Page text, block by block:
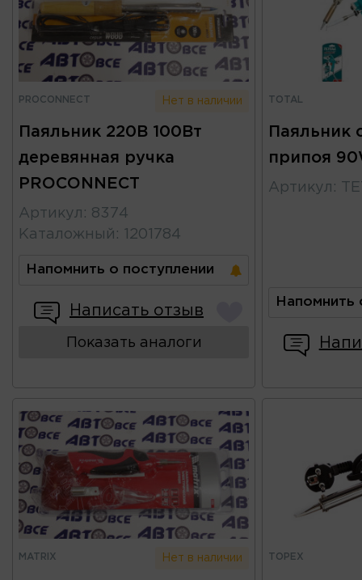
PROCONNECT Нет в наличии
Паяльник 220В 100Вт
деревянная ручка
PROCONNECT
Артикул : 8374
Каталожный : 1201784
Напомнить о поступлении
Написать отзыв
Показать аналоги
TOTAL
Паяльник
припоя
Артикул :
Напомнить
MATRIX Нет в наличии TOPEX